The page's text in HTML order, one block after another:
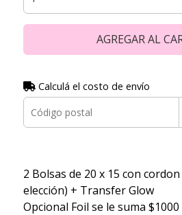
AGREGAR AL
Calculá el costo de envío
2 Bolsas de 20 x 15 con
elección) + Transfer Glow
Opcional Foil se le suma